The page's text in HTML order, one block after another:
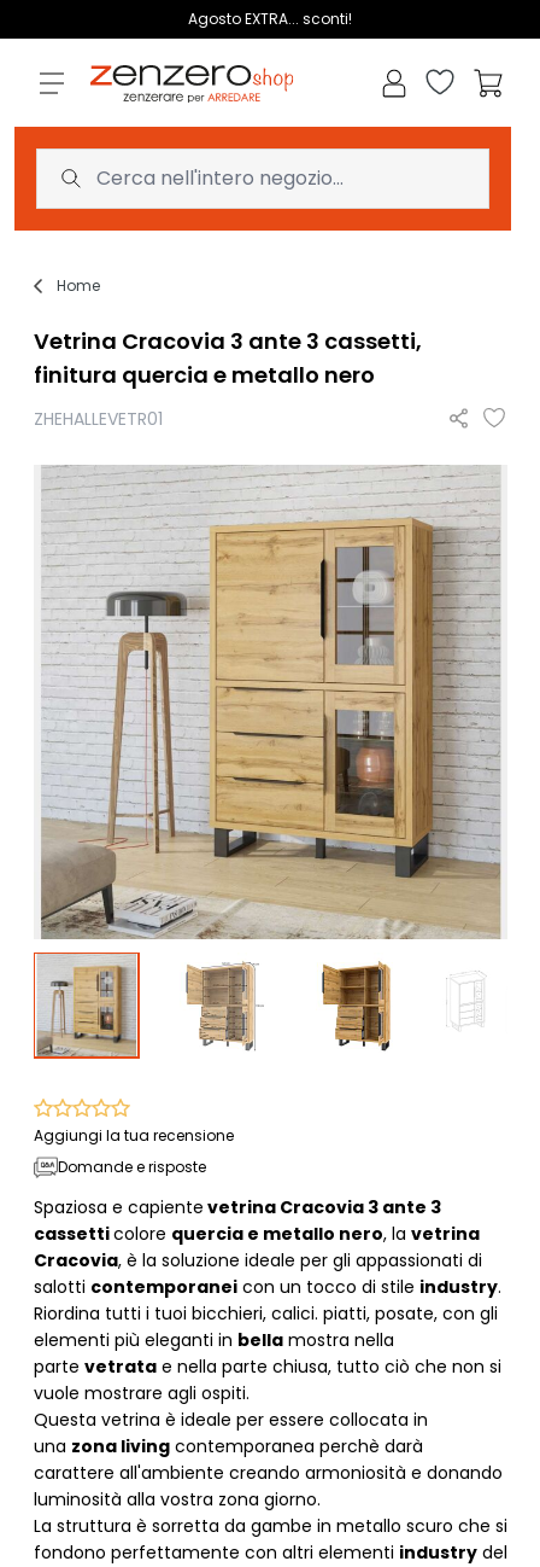
Agosto EXTRA... sconti!
Lista dei
Home
Vetrina Cracovia 3 ante 3 cassetti,
finitura quercia e metallo nero
ZHEHALLEVETR01
Aggiungi la tua recensione
Domande e risposte
Spaziosa e capiente vetrina Cracovia 3 ante 3
cassetticolore quercia e metallo nero, la vetrina
Cracovia, è la soluzione ideale per gli appassionati di
salotti contemporaneicon un tocco di stile industry.
Riordina tutti i tuoi bicchieri, calici. piatti, posate, con gli
elementi più eleganti in bellamostra nella
parte vetratae nella parte chiusa, tutto ciò che non si
vuole mostrare agli ospiti.
Questa vetrina è ideale per essere collocata in
una zona livingcontemporanea perchè darà
carattere all'ambiente creando armoniosità e donando
luminosità alla vostra zona giorno.
La struttura è sorretta da gambe in metallo scuro che si
fondono perfettamente con altri elementi industrydel